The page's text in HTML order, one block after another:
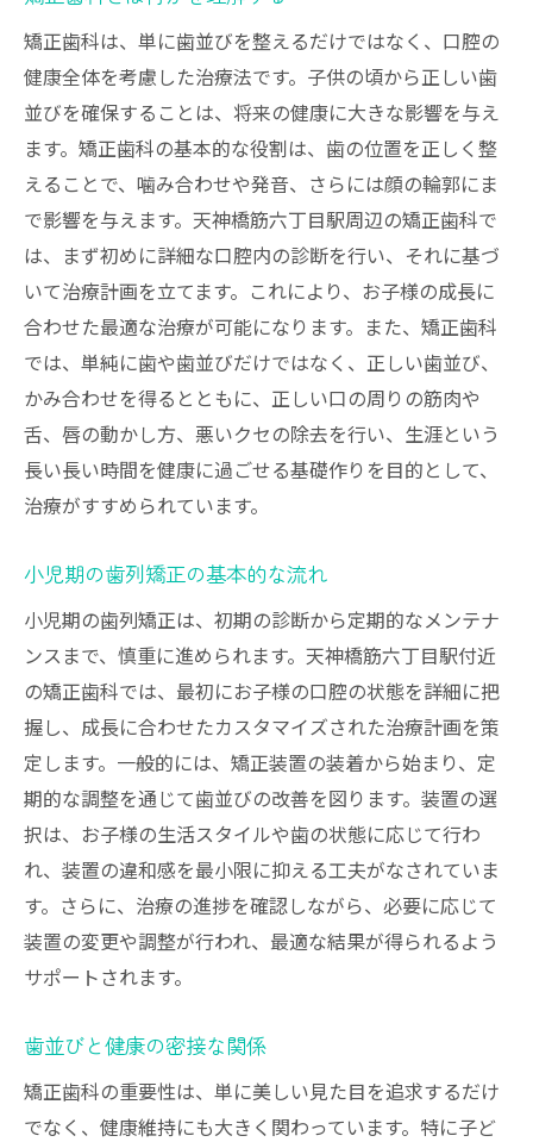
矯正歯科は、単に歯並びを整えるだけではなく、口腔の
健康全体を考慮した治療法です。子供の頃から正しい歯
並びを確保することは、将来の健康に大きな影響を与え
ます。矯正歯科の基本的な役割は、歯の位置を正しく整
えることで、噛み合わせや発音、さらには顔の輪郭にま
で影響を与えます。天神橋筋六丁目駅周辺の矯正歯科で
は、まず初めに詳細な口腔内の診断を行い、それに基づ
いて治療計画を立てます。これにより、お子様の成長に
合わせた最適な治療が可能になります。また、矯正歯科
では、単純に歯や歯並びだけではなく、正しい歯並び、
かみ合わせを得るとともに、正しい口の周りの筋肉や
舌、唇の動かし方、悪いクセの除去を行い、生涯という
長い長い時間を健康に過ごせる基礎作りを目的として、
治療がすすめられています。
小児期の歯列矯正の基本的な流れ
小児期の歯列矯正は、初期の診断から定期的なメンテナ
ンスまで、慎重に進められます。天神橋筋六丁目駅付近
の矯正歯科では、最初にお子様の口腔の状態を詳細に把
握し、成長に合わせたカスタマイズされた治療計画を策
定します。一般的には、矯正装置の装着から始まり、定
期的な調整を通じて歯並びの改善を図ります。装置の選
択は、お子様の生活スタイルや歯の状態に応じて行わ
れ、装置の違和感を最小限に抑える工夫がなされていま
す。さらに、治療の進捗を確認しながら、必要に応じて
装置の変更や調整が行われ、最適な結果が得られるよう
サポートされます。
歯並びと健康の密接な関係
矯正歯科の重要性は、単に美しい見た目を追求するだけ
でなく、健康維持にも大きく関わっています。特に子ど